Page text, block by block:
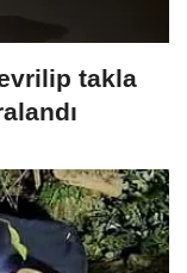
takla